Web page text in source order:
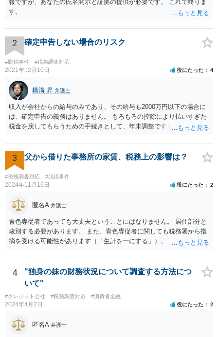
報ですが、あなたの氏名開示と証拠の提供が必要です。 これで終りま
す。
2 確定申告しない場合のリスク
#脱税事件 #税務調査対応
2021年12月10日 役にたった 4
横溝 昇 弁護士
収入が会社からの給与のみであり、その給与も2000万円以下の場合に
は、確定申告の義務はありません。 もろもろの控除により払いすぎた
税金を戻してもらうための手続きとして、年末調整でするのか、確定
する義務がある場合で確定申告をしなかった場合には、税務署の調査
等があり、本来払うべき税金にプラスして加算税の処分を科される場
合もあります。 高額なものでもない限り単なる無申告だけでは直ちに
逮捕されないとは思います。
3 父から借りた事務所の家賃、税務上の影響は？
#税務調査対応 #脱税事件
2024年11月16日 役にたった 2
匿名A 弁護士
青色専従者であっても大丈夫ということにはなりません。 居住部分と
峻別する必要があります。 また、青色専従者に関しても税務署から指
摘を受ける可能性があります（「生計を一にする」）。
4
"独身の妹の財務状況について調査する方法につ
いて"
#クレジット会社 #税務調査対応 #消費者金融
2024年4月2日 役にたった 2
匿名A 弁護士